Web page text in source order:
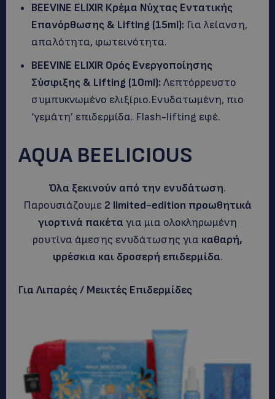
BEEVINE ELIXIR Κρέμα Νύχτας Εντατικής
Επανόρθωσης & Lifting (15ml): Για λείανση,
απαλότητα, φωτεινότητα.
BEEVINE ELIXIR Ορός Ενεργοποίησης
Σύσφιξης & Lifting (10ml): Λεπτόρρευστο
συμπυκνωμένο ελιξίριο.Ενυδατωμένη, πιο
‘γεμάτη’ επιδερμίδα. Flash-lifting εφέ.
ΑQUA BEELICIOUS
Όλα ξεκινούν από την ενυδάτωση.
Παρουσιάζουμε 2 limited-edition προωθητικά
γιορτινά πακέτα για μια ολοκληρωμένη
ρουτίνα άμεσης ενυδάτωσης για καθαρή,
φρέσκια και δροσερή επιδερμίδα.
Για Λιπαρές / Μεικτές Επιδερμίδες